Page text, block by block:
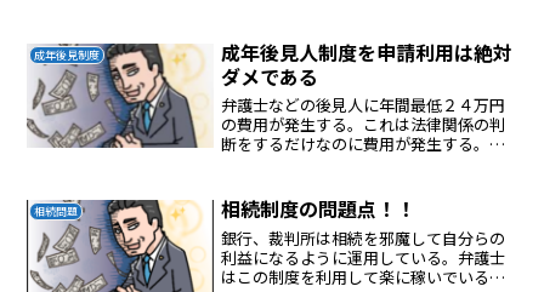
成年後見制度
成年後見人制度を申請利用は絶対
ダメである
弁護士などの後見人に年間最低２４万円
の費用が発生する。これは法律関係の判
断をするだけなのに費用が発生する。実
る。おかしいだろう！！しかも一旦、開
始すると死ぬまで払い続け...
相続問題 相続制度の問題点！！
銀行、裁判所は相続を邪魔して自分らの
利益になるように運用している。弁護士
はこの制度を利用して楽に稼いでいる。